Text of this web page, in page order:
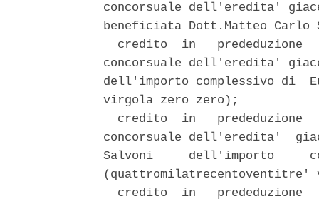
concorsuale dell'eredita'
beneficiata Dott.Matteo Carlo
credito  in   prededuzione
concorsuale dell'eredita'
dell'importo complessivo di
virgola zero zero);
credito  in   prededuzione
concorsuale dell'eredita'
Salvoni     dell'importo
credito  in   prededuzione